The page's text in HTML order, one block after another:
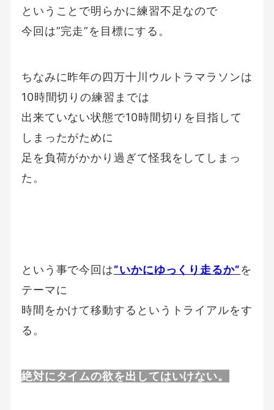
ということで明らかに練習不足なので
今回は”完走”を目標にする。
ちなみに昨年の四万十川ウルトラマラソンは
10時間切りの練習までは
出来ていない状態で10時間切りを目指して
しまったがために
足を負荷がかかり過ぎて怪我をしてしまっ
た。
という事で今回は”いかにゆっくり走るか”を
テーマに
時間をかけて移動するというトライアルをす
る。
絶対にタイムの欲を出してはいけない。